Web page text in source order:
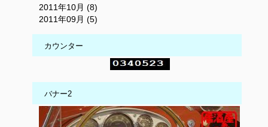
2011年10月 (8)
2011年09月 (5)
カウンター
バナー2